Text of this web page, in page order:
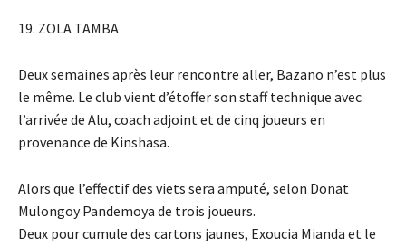
19. ZOLA TAMBA
Deux semaines après leur rencontre aller, Bazano n’est plus
le même. Le club vient d’étoffer son staff technique avec
l’arrivée de Alu, coach adjoint et de cinq joueurs en
provenance de Kinshasa.
Alors que l’effectif des viets sera amputé, selon Donat
Mulongoy Pandemoya de trois joueurs.
Deux pour cumule des cartons jaunes, Exoucia Mianda et le